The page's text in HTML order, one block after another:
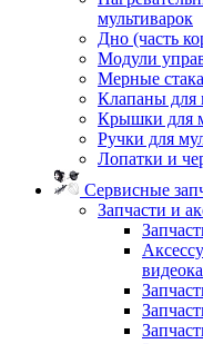
мультиварок
Дно (часть
Модули
Мерные
Клапаны для
Крышки для
Ручки для
Лопатки и
Сервисные
Запчасти и